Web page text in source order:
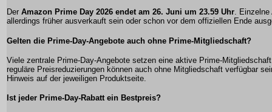
Der Amazon Prime Day 2026 endet am 26. Juni um 23.59 Uhr. Einzelne
allerdings früher ausverkauft sein oder schon vor dem offiziellen Ende
Gelten die Prime-Day-Angebote auch ohne Prime-Mitgliedschaft?
Viele zentrale Prime-Day-Angebote setzen eine aktive Prime-
reguläre Preisreduzierungen können auch ohne Mitgliedschaft verfügbar
Hinweis auf der jeweiligen Produktseite.
Ist jeder Prime-Day-Rabatt ein Bestpreis?